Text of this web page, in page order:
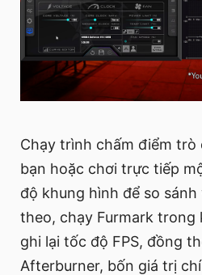
Chạy trình chấm điểm trò
bạn hoặc chơi trực tiếp
độ khung hình để so sánh
theo, chạy Furmark trong
ghi lại tốc độ FPS, đồng
Afterburner, bốn giá trị